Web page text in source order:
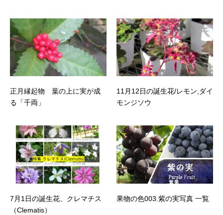
正月縁起物 葉の上に実が成
る「千両」
11月12日の誕生花/レモン,ダイ
モンジソウ
7月1日の誕生花、クレマチス
（Clematis）
果物の色003.紫の実写真 一覧